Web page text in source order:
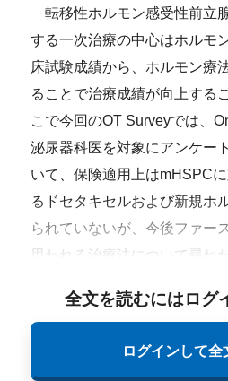
転移性ホルモン感受性前立
する一次治療の中心はホルモ
床試験成績から、ホルモン療
ることで治療成績が向上する
こで今回のOT Surveyでは、
泌尿器科医を対象にアンケー
いて、保険適用上はmHSPC
るドセタキセルおよび新規ホ
られていないが、今後ファー
思われる治療法について尋ねた
全文を読むにはログ
ログインして全